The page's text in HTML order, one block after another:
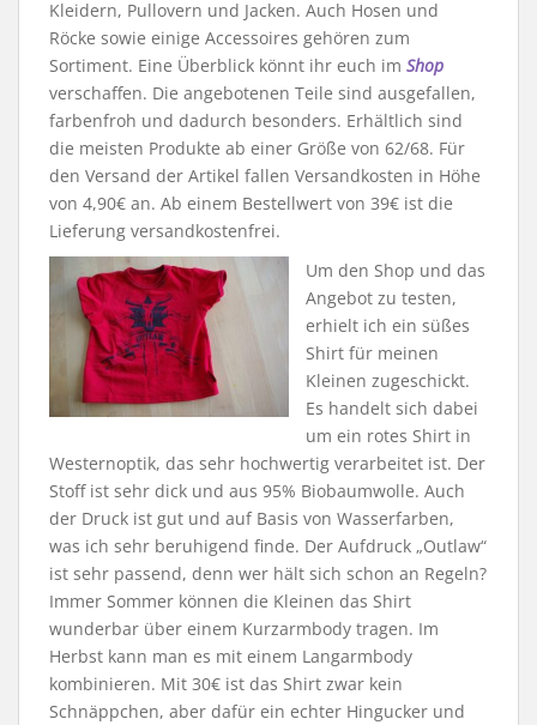
Kleidern, Pullovern und Jacken. Auch Hosen und
Röcke sowie einige Accessoires gehören zum
Sortiment. Eine Überblick könnt ihr euch im Shop
verschaffen. Die angebotenen Teile sind ausgefallen,
farbenfroh und dadurch besonders. Erhältlich sind
die meisten Produkte ab einer Größe von 62/68. Für
den Versand der Artikel fallen Versandkosten in Höhe
von 4,90€ an. Ab einem Bestellwert von 39€ ist die
Lieferung versandkostenfrei.
Um den Shop und das
Angebot zu testen,
erhielt ich ein süßes
Shirt für meinen
Kleinen zugeschickt.
Es handelt sich dabei
um ein rotes Shirt in
Westernoptik, das sehr hochwertig verarbeitet ist. Der
Stoff ist sehr dick und aus 95% Biobaumwolle. Auch
der Druck ist gut und auf Basis von Wasserfarben,
was ich sehr beruhigend finde. Der Aufdruck „Outlaw“
ist sehr passend, denn wer hält sich schon an Regeln?
Immer Sommer können die Kleinen das Shirt
wunderbar über einem Kurzarmbody tragen. Im
Herbst kann man es mit einem Langarmbody
kombinieren. Mit 30€ ist das Shirt zwar kein
Schnäppchen, aber dafür ein echter Hingucker und